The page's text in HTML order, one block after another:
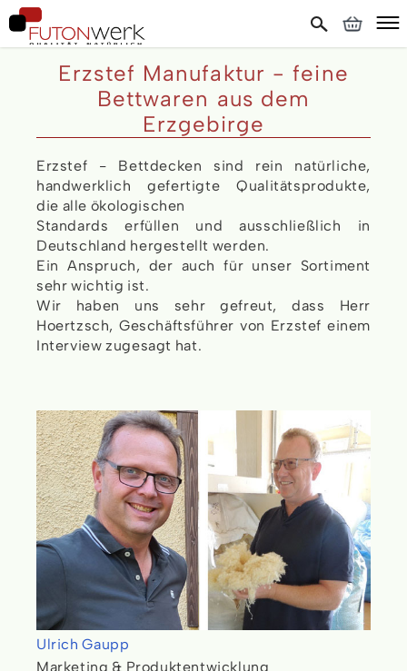
Erzstef Manufaktur - feine
Bettwaren aus dem
Erzgebirge
Erzstef - Bettdecken sind rein natürliche,
handwerklich gefertigte Qualitätsprodukte,
die alle ökologischen
Standards erfüllen und ausschließlich in
Deutschland hergestellt werden.
Ein Anspruch, der auch für unser Sortiment
sehr wichtig ist.
Wir haben uns sehr gefreut, dass Herr
Hoertzsch, Geschäftsführer von Erzstef einem
Interview zugesagt hat.
Ulrich Gaupp
Marketing & Produktentwicklung